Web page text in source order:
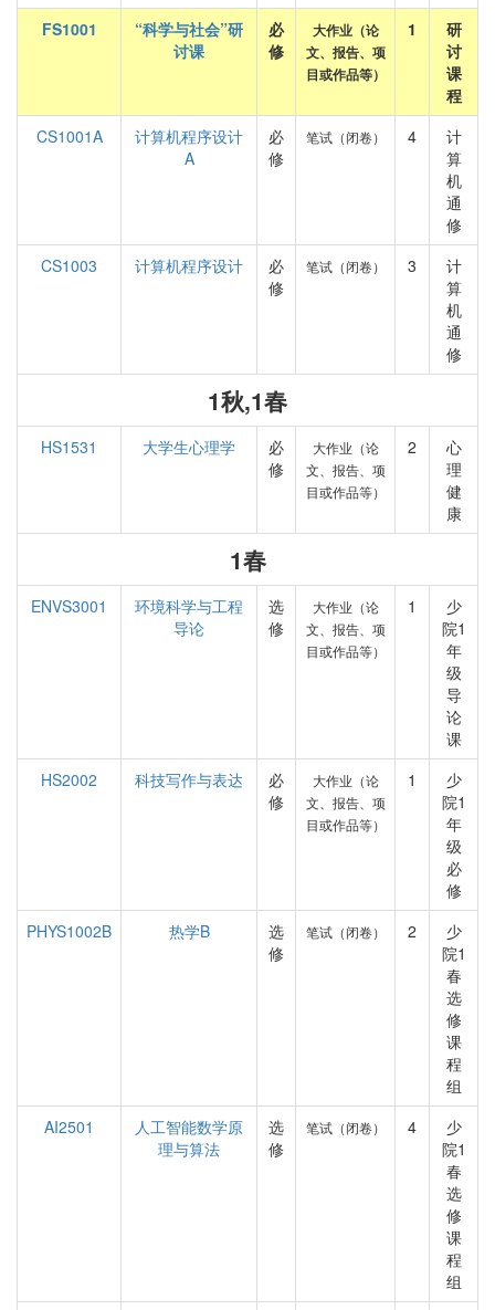
FS1001
“科学与社会”研
讨课
必
修
大作业（论
文、报告、项
目或作品等）
1
研
讨
课
程
CS1001A
计算机程序设计
A
必
修
笔试（闭卷） 4
计
算
机
通
修
CS1003
计算机程序设计
必
修
笔试（闭卷） 3
计
算
机
通
修
1秋,1春
HS1531 大学生心理学
必
修
大作业（论
文、报告、项
目或作品等）
2
心
理
健
康
1春
ENVS3001
环境科学与工程
导论
选
修
大作业（论
文、报告、项
目或作品等）
1
少
院1
年
级
导
论
课
HS2002
科技写作与表达
必
修
大作业（论
文、报告、项
目或作品等）
1
少
院1
年
级
必
修
PHYS1002B
热学B
选
修
笔试（闭卷） 2
少
院1
春
选
修
课
程
组
AI2501
人工智能数学原
理与算法
选
修
笔试（闭卷） 4
少
院1
春
选
修
课
程
组